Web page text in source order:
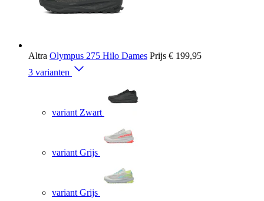
Altra Olympus 275 Hilo Dames Prijs € 199,95
3 varianten
variant Zwart
variant Grijs
variant Grijs